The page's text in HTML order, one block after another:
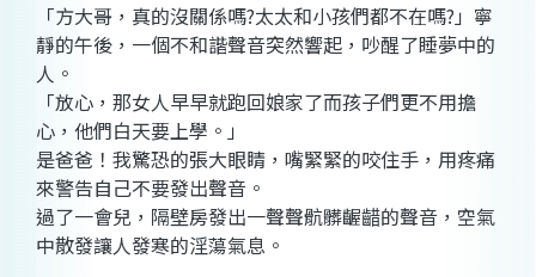
「方大哥，真的沒關係嗎?太太和小孩們都不在嗎?」寧
靜的午後，一個不和諧聲音突然響起，吵醒了睡夢中的
人。
「放心，那女人早早就跑回娘家了而孩子們更不用擔
心，他們白天要上學。」
是爸爸！我驚恐的張大眼睛，嘴緊緊的咬住手，用疼痛
來警告自己不要發出聲音。
過了一會兒，隔壁房發出一聲聲骯髒齷齰的聲音，空氣
中散發讓人發寒的淫蕩氣息。